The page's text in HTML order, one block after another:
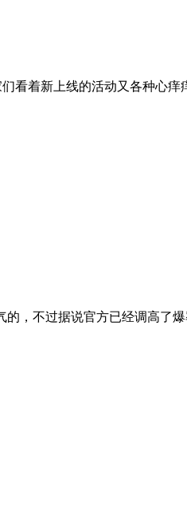
看着新上线的活动又各种心痒
，不过据说官方已经调高了